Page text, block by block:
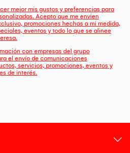
mejor mis gustos y preferencias para
Acepto que me envien
promociones hechas a mi medida,
eventos y todo lo que se alinee
con empresas del grupo
el envío de comunicaciones
servicios, promociones, eventos y
de interés.